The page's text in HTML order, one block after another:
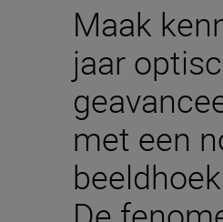
Maak
jaar
met een